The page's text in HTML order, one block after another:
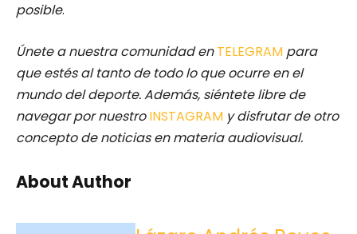
posible.
Únete a nuestra comunidad enTELEGRAM para
que estés al tanto de todo lo que ocurre en el
mundo del deporte. Además, siéntete libre de
navegar por nuestro INSTAGRAM y disfrutar de otro
concepto de noticias en materia audiovisual.
About Author